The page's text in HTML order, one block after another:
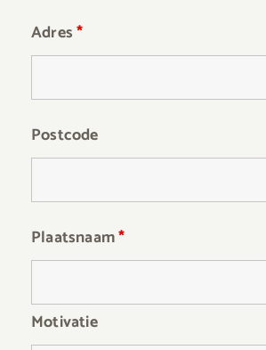
Adres*
Postcode
Plaatsnaam*
Motivatie